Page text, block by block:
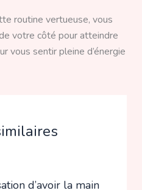
routine vertueuse, vous
votre côté pour atteindre
vous sentir pleine d’énergie
d’avoir la main